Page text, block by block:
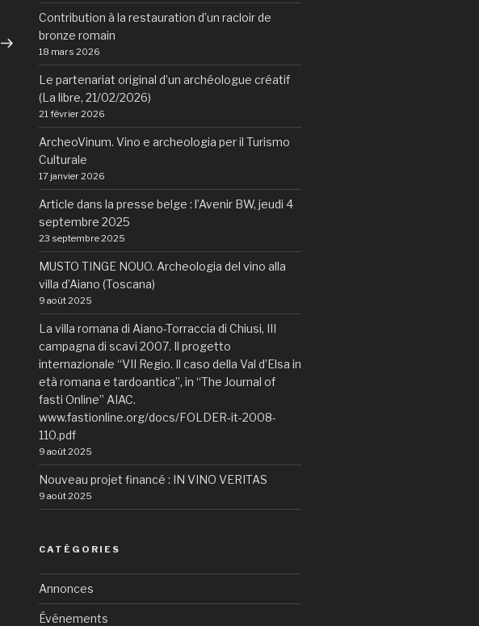
Article
suivant
Contribution à la restauration d’un racloir de
bronze romain
18 mars 2026
Le partenariat original d’un archéologue créatif
(La libre, 21/02/2026)
21 février 2026
ArcheoVinum. Vino e archeologia per il Turismo
Culturale
17 janvier 2026
Article dans la presse belge : l’Avenir BW, jeudi 4
septembre 2025
23 septembre 2025
MUSTO TINGE NOUO. Archeologia del vino alla
villa d’Aiano (Toscana)
9 août 2025
La villa romana di Aiano-Torraccia di Chiusi, III
campagna di scavi 2007. Il progetto
internazionale “VII Regio. Il caso della Val d’Elsa in
età romana e tardoantica”, in “The Journal of
fasti Online” AIAC.
www.fastionline.org/docs/FOLDER-it-2008-
110.pdf
9 août 2025
Nouveau projet financé : IN VINO VERITAS
9 août 2025
CATÉGORIES
Annonces
Événements